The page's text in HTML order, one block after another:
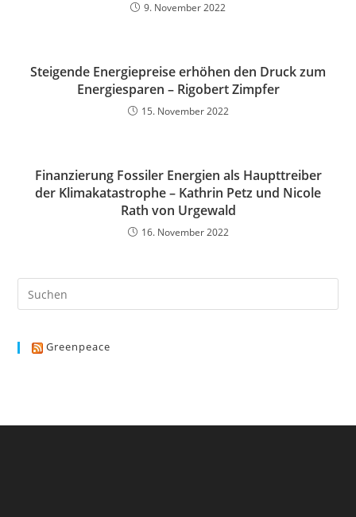
9. November 2022
Steigende Energiepreise erhöhen den Druck zum
Energiesparen – Rigobert Zimpfer
15. November 2022
Finanzierung Fossiler Energien als Haupttreiber
der Klimakatastrophe – Kathrin Petz und Nicole
Rath von Urgewald
16. November 2022
Greenpeace